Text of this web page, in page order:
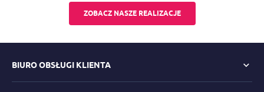
ZOBACZ NASZE REALIZACJE
BIURO OBSŁUGI KLIENTA